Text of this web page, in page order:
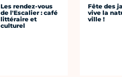
Les rendez-vous
de l'Escalier : café
littéraire et
culturel
Fête des
vive la
ville !